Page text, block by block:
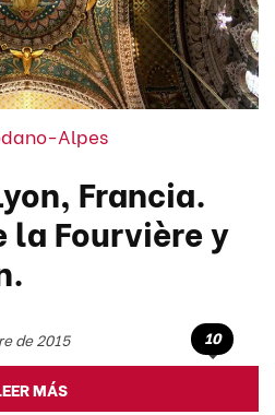
Alpes
Francia.
la Fourvière y
de 2015 10
MÁS